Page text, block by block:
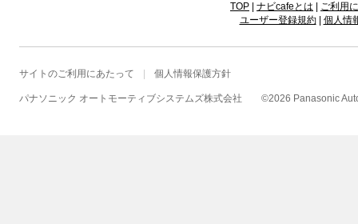
TOP ナビcafeとは
ご利用
ユーザー登録規約| 個人情
サイトのご利用にあたって 個人情報保護方針
パナソニック オートモーティブシステムズ株式会社 ©2026 Panasonic